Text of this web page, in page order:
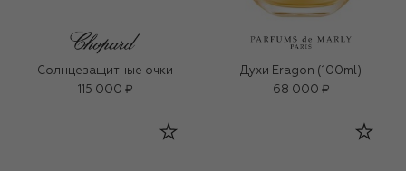
Солнцезащитные очки
115 000 ₽
Духи Eragon (100ml)
68 000 ₽